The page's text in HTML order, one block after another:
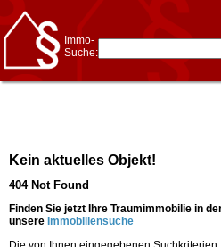
Immo-
Suche:
* Suche verfeinern durch
Kombinieren
Frankfurt/Oder
am Main
Immobiliensuche
Kein aktuelles Objekt!
404 Not Found
Finden Sie jetzt Ihre Traumimmobilie in
unsere Immobiliensuche